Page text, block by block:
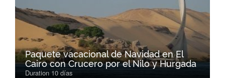
Paquete vacacional de Navidad en El
Cairo con Crucero por el Nilo y Hurgada
Duration 10 días